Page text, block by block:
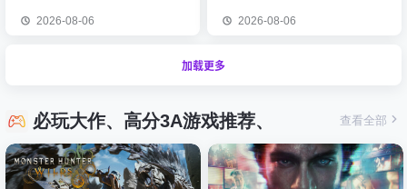
2026-08-06 2026-08-06
加载更多
必玩大作、高分3A游戏推荐、 查看全部